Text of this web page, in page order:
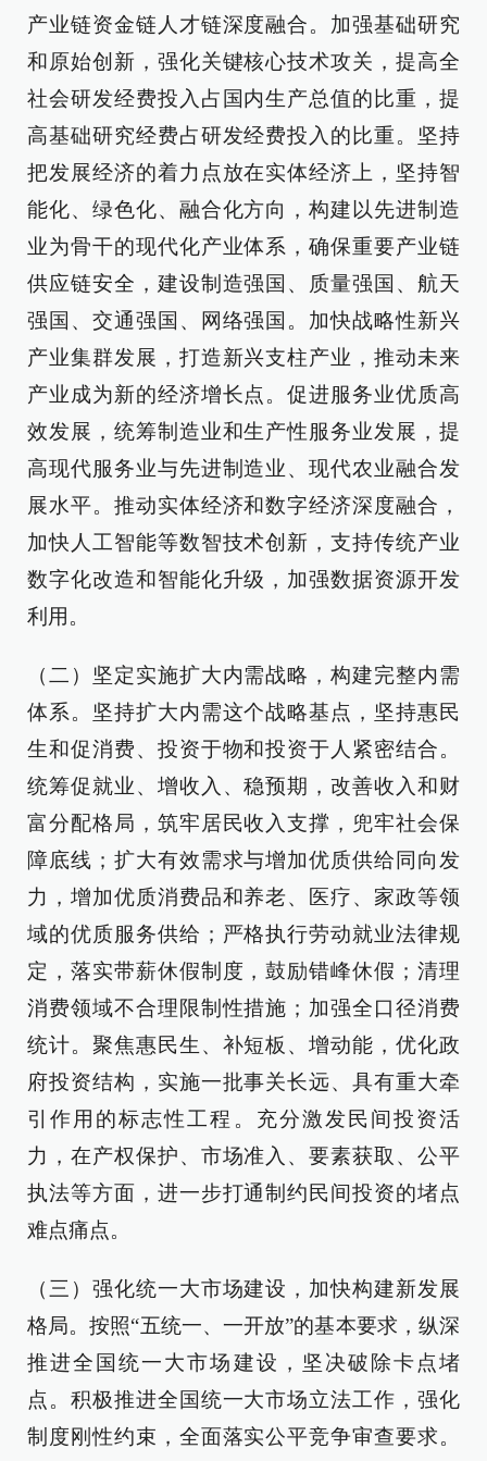
产业链资金链人才链深度融合。加强基础研究
和原始创新，强化关键核心技术攻关，提高全
社会研发经费投入占国内生产总值的比重，提
高基础研究经费占研发经费投入的比重。坚持
把发展经济的着力点放在实体经济上，坚持智
能化、绿色化、融合化方向，构建以先进制造
业为骨干的现代化产业体系，确保重要产业链
供应链安全，建设制造强国、质量强国、航天
强国、交通强国、网络强国。加快战略性新兴
产业集群发展，打造新兴支柱产业，推动未来
产业成为新的经济增长点。促进服务业优质高
效发展，统筹制造业和生产性服务业发展，提
高现代服务业与先进制造业、现代农业融合发
展水平。推动实体经济和数字经济深度融合，
加快人工智能等数智技术创新，支持传统产业
数字化改造和智能化升级，加强数据资源开发
利用。
（二）坚定实施扩大内需战略，构建完整内需
体系。坚持扩大内需这个战略基点，坚持惠民
生和促消费、投资于物和投资于人紧密结合。
统筹促就业、增收入、稳预期，改善收入和财
富分配格局，筑牢居民收入支撑，兜牢社会保
障底线；扩大有效需求与增加优质供给同向发
力，增加优质消费品和养老、医疗、家政等领
域的优质服务供给；严格执行劳动就业法律规
定，落实带薪休假制度，鼓励错峰休假；清理
消费领域不合理限制性措施；加强全口径消费
统计。聚焦惠民生、补短板、增动能，优化政
府投资结构，实施一批事关长远、具有重大牵
引作用的标志性工程。充分激发民间投资活
力，在产权保护、市场准入、要素获取、公平
执法等方面，进一步打通制约民间投资的堵点
难点痛点。
（三）强化统一大市场建设，加快构建新发展
格局。按照“五统一、一开放”的基本要求，纵深
推进全国统一大市场建设，坚决破除卡点堵
点。积极推进全国统一大市场立法工作，强化
制度刚性约束，全面落实公平竞争审查要求。